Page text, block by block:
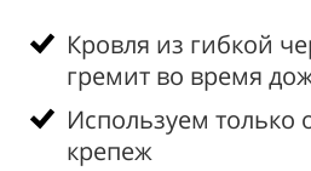
Кровля из гибкой
гремит во время
Используем
крепеж